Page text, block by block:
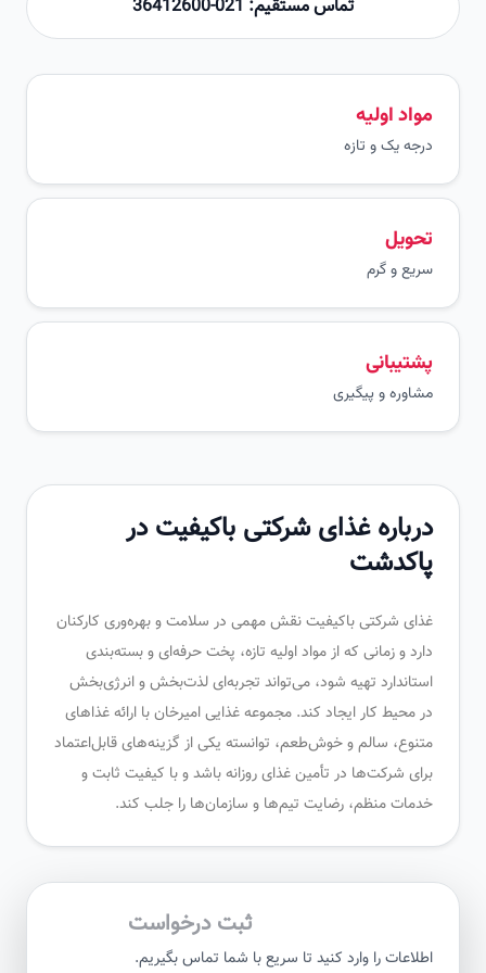
تماس مستقیم: 021-36412600
مواد اولیه
درجه یک و تازه
سریع و گرم
پشتیبانی
مشاوره و پیگیری
درباره غذای شرکتی باکیفیت در
پاکدشت
غذای شرکتی باکیفیت نقش مهمی در سلامت و بهره‌وری کارکنان
دارد و زمانی که از مواد اولیه تازه، پخت حرفه‌ای و بسته‌بندی
استاندارد تهیه شود، می‌تواند تجربه‌ای لذت‌بخش و انرژی‌بخش
در محیط کار ایجاد کند. مجموعه غذایی امیرخان با ارائه غذاهای
متنوع، سالم و خوش‌طعم، توانسته یکی از گزینه‌های قابل‌اعتماد
برای شرکت‌ها در تأمین غذای روزانه باشد و با کیفیت ثابت و
خدمات منظم، رضایت تیم‌ها و سازمان‌ها را جلب کند.
ثبت درخواست
اطلاعات را وارد کنید تا سریع با شما تماس بگیریم.